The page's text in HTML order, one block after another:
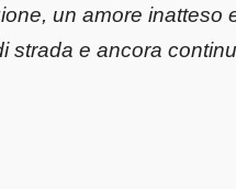
un amore inatteso
strada e ancora